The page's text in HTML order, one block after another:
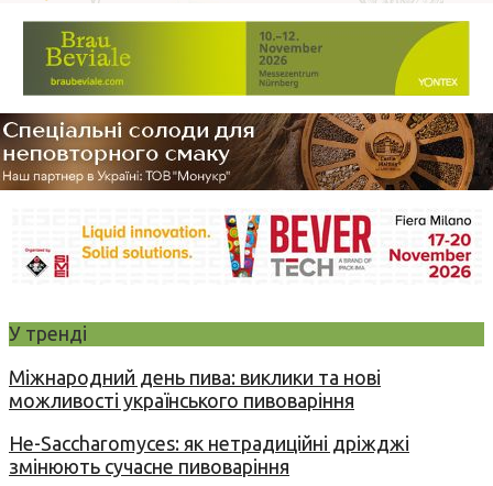
У тренді
Міжнародний день пива: виклики та нові
можливості українського пивоваріння
Не-Saccharomyces: як нетрадиційні дріжджі
змінюють сучасне пивоваріння